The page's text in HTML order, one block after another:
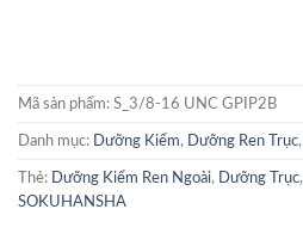
Mã sản phẩm: S_3/8-16 UNC GPIP2B
Danh mục: Dưỡng Kiểm, Dưỡng Ren Trục,
Thẻ: Dưỡng Kiểm Ren Ngoài, Dưỡng Trục,
SOKUHANSHA